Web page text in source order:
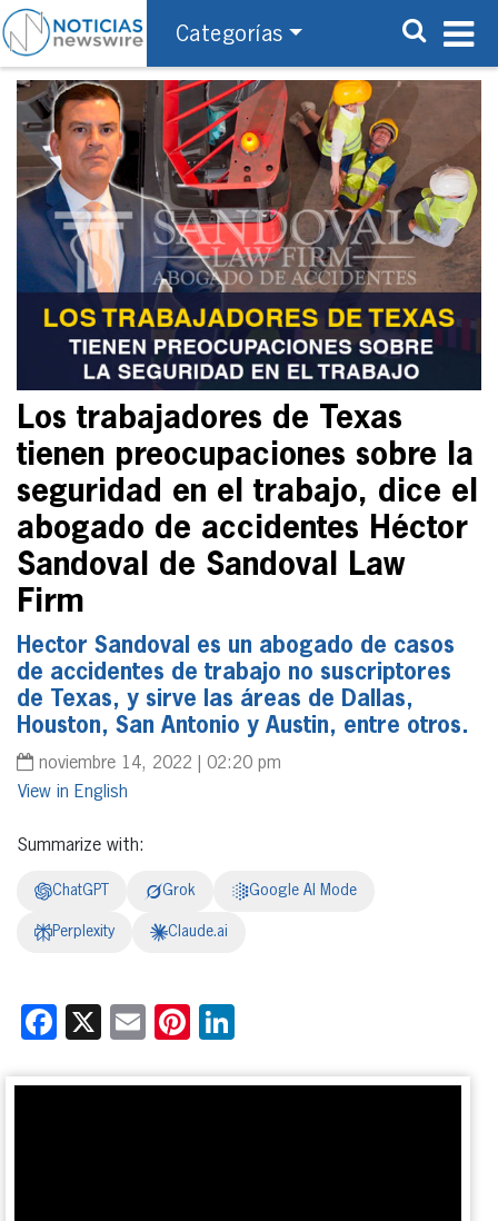
Categorías
Los trabajadores de Texas
tienen preocupaciones sobre la
seguridad en el trabajo, dice el
abogado de accidentes Héctor
Sandoval de Sandoval Law
Firm
Hector Sandoval es un abogado de casos
de accidentes de trabajo no suscriptores
de Texas, y sirve las áreas de Dallas,
Houston, San Antonio y Austin, entre otros.
noviembre 14, 2022 | 02:20 pm
English
Summarize with:
ChatGPT Grok Google AI Mode
Perplexity Claude.ai
Facebook
X EmailPinterest